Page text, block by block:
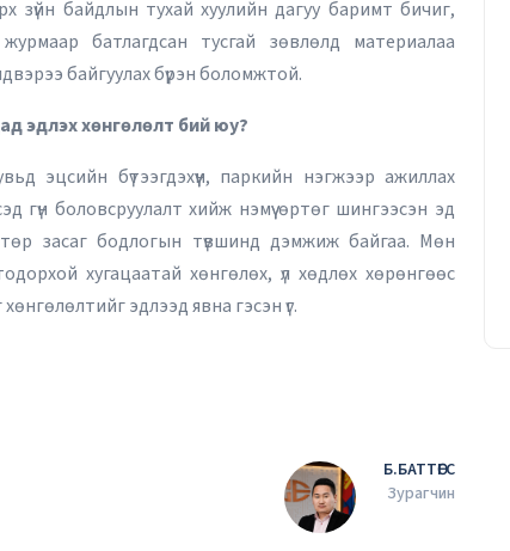
зүйн байдлын тухай хуулийн дагуу баримт бичиг,
батлагдсан тусгай зөвлөлд материалаа
байгуулах бүрэн боломжтой.
эдлэх хөнгөлөлт бий юу?
эцсийн бүтээгдэхүүн, паркийн нэгжээр ажиллах
гүн боловсруулалт хийж нэмүү өртөг шингээсэн эд
засаг бодлогын түвшинд дэмжиж байгаа. Мөн
хугацаатай хөнгөлөх, үл хөдлөх хөрөнгөөс
эдлээд явна гэсэн үг.
Б.БАТТӨГС
Зурагчин
инженер
20/03/2026